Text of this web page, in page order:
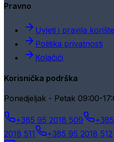
Pravno
Uvjeti i pravila
Politika privatnosti
Kolačići
Korisnička podrška
Ponedjeljak - Petak 09:00-
+385 95 2018 509
2018 511
+385 95 2018 512